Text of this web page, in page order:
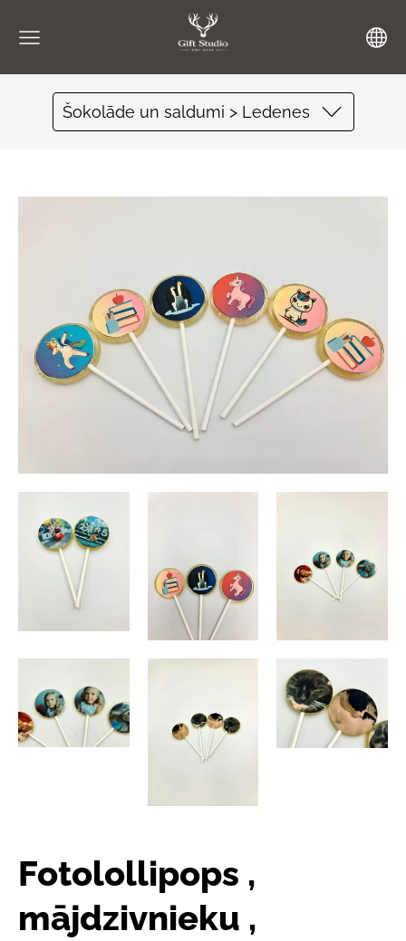
Šokolāde un saldumi > Ledenes
Fotolollipops ,
mājdzivnieku ,